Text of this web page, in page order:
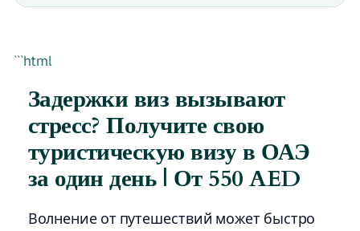
```html
Задержки виз вызывают
стресс? Получите свою
туристическую визу в ОАЭ
за один день | От 550 AED
Волнение от путешествий может быстро